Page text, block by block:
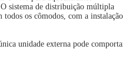
sistema de distribuição múltipla
os cômodos, com a instalação
unidade externa pode